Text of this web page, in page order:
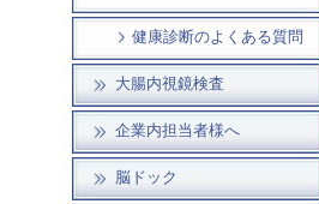
健康診断のよくある質問
大腸内視鏡検査
企業内担当者様へ
脳ドック